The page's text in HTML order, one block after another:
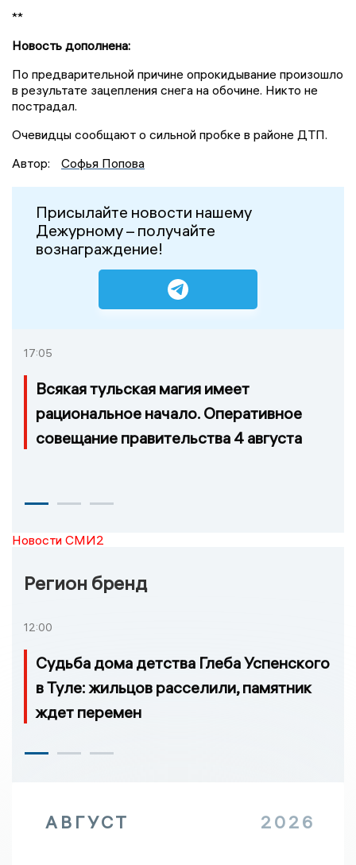
**
Новость дополнена:
По предварительной причине опрокидывание произошло
в результате зацепления снега на обочине. Никто не
пострадал.
Очевидцы сообщают о сильной пробке в районе ДТП.
Автор:
Софья Попова
Присылайте новости нашему
Дежурному – получайте
вознаграждение!
17:05
Всякая тульская магия имеет
рациональное начало. Оперативное
совещание правительства 4 августа
Новости СМИ2
Регион бренд
12:00
Судьба дома детства Глеба Успенского
в Туле: жильцов расселили, памятник
ждет перемен
АВГУСТ 2026